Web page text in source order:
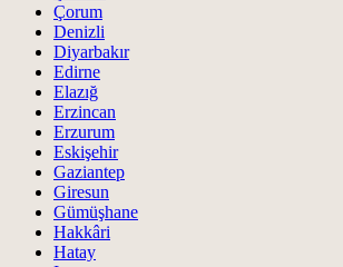
Çorum
Denizli
Diyarbakır
Edirne
Elazığ
Erzincan
Erzurum
Eskişehir
Gaziantep
Giresun
Gümüşhane
Hakkâri
Hatay